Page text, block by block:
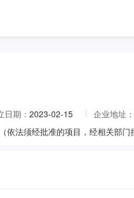
日期： 2023-02-15 企业地址：